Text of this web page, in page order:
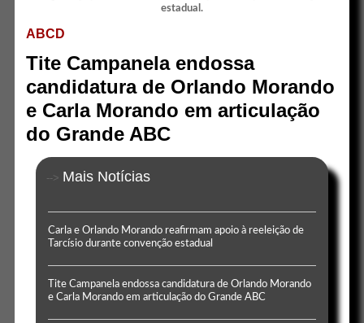
ABCD
Tite Campanela endossa
candidatura de Orlando Morando
e Carla Morando em articulação
do Grande ABC
--> Mais Notícias
Carla e Orlando Morando reafirmam apoio à reeleição de
Tarcísio durante convenção estadual
Tite Campanela endossa candidatura de Orlando Morando
e Carla Morando em articulação do Grande ABC